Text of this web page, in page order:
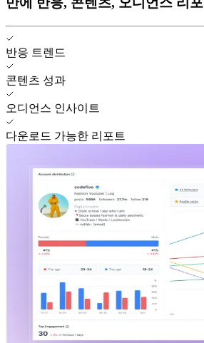
반응 트렌드
콘텐츠 성과
오디언스 인사이트
다운로드 가능한 리포트